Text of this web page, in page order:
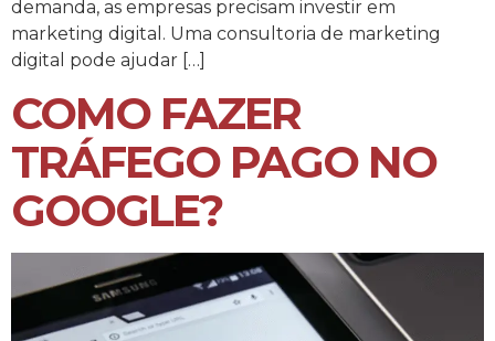
demanda, as empresas precisam investir em
marketing digital. Uma consultoria de marketing
digital pode ajudar […]
COMO FAZER
TRÁFEGO PAGO NO
GOOGLE?